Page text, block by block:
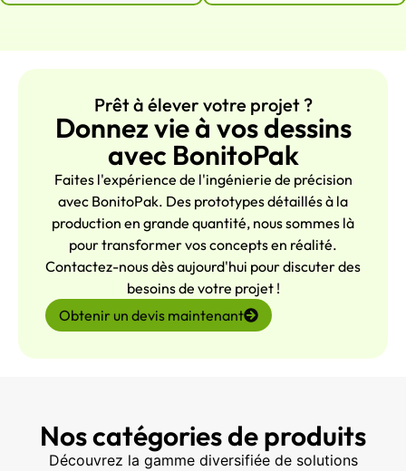
Prêt à élever votre projet ?
Donnez vie à vos dessins
avec BonitoPak
Faites l'expérience de l'ingénierie de précision
avec BonitoPak. Des prototypes détaillés à la
production en grande quantité, nous sommes là
pour transformer vos concepts en réalité.
Contactez-nous dès aujourd'hui pour discuter des
besoins de votre projet !
Obtenir un devis maintenant
Nos catégories de produits
Découvrez la gamme diversifiée de solutions